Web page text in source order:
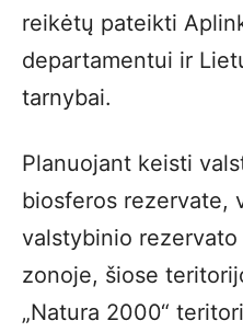
reikėtų pateikti
departamentui ir
tarnybai.
Planuojant keisti
biosferos rezervate,
valstybinio
zonoje, šiose
„Natura 2000“